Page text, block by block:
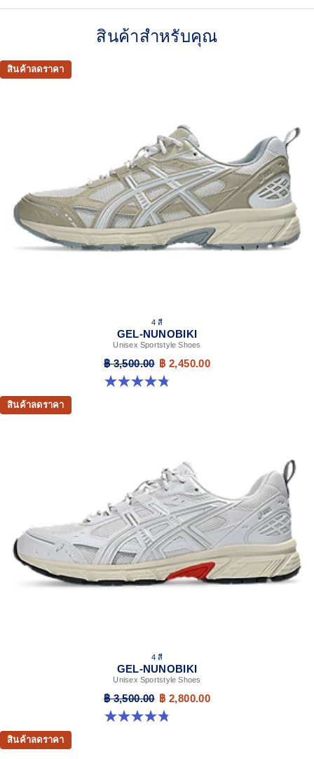
Inspired by archived running shoe designs
EVA cushioning
At least 75% of the upper's synthetic fiber is made with
The sockliner is produced with the solution dyeing
process that reduces water usage by approximately
33% and carbon emissions by approximately 45%
compared to the conventional dyeing technology
สินค้าสำหรับคุณ
สินค้าลดราคา
4 สี
GEL-NUNOBIKI
Unisex Sportstyle Shoes
฿ 3,500.00 ฿ 2,450.00
4.8 จาก 5 ดาว 179 รีวิว
สินค้าลดราคา
4 สี
GEL-NUNOBIKI
Unisex Sportstyle Shoes
฿ 3,500.00 ฿ 2,800.00
4.8 จาก 5 ดาว 179 รีวิว
สินค้าลดราคา